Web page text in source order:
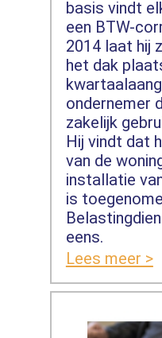
basis vindt
een BTW-
2014 laat hij
het dak
ondernemer
zakelijk
Hij vindt dat
van de
installatie
is
eens.
Lees meer >